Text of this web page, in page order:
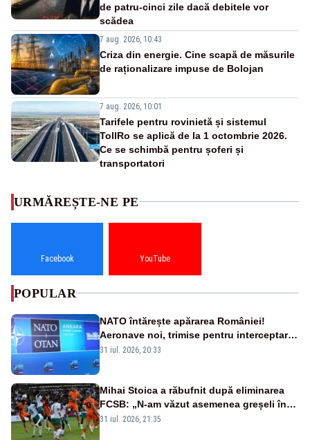
de patru-cinci zile dacă debitele vor
scădea
7 aug. 2026, 10:43
Criza din energie. Cine scapă de măsurile
de raționalizare impuse de Bolojan
7 aug. 2026, 10:01
Tarifele pentru rovinietă și sistemul
TollRo se aplică de la 1 octombrie 2026.
Ce se schimbă pentru șoferi și
transportatori
URMĂREȘTE-NE PE
Facebook YouTube
POPULAR
NATO întărește apărarea României!
Aeronave noi, trimise pentru interceptarea
și distrugerea dronelor
31 iul. 2026, 20:33
Mihai Stoica a răbufnit după eliminarea
FCSB: „N-am văzut asemenea greșeli în
190 de meciuri europene”
31 iul. 2026, 21:35